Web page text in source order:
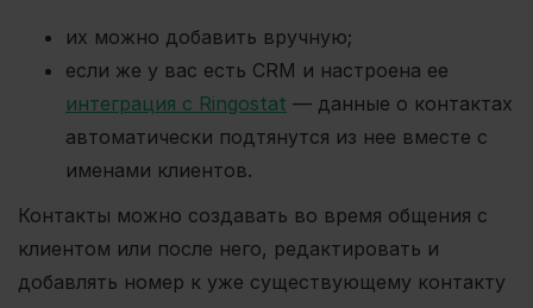
их можно добавить вручную;
если же у вас есть CRM и настроена ее
интеграция с Ringostat — данные о контактах
автоматически подтянутся из нее вместе с
именами клиентов.
Контакты можно создавать во время общения с
клиентом или после него, редактировать и
добавлять номер к уже существующему контакту